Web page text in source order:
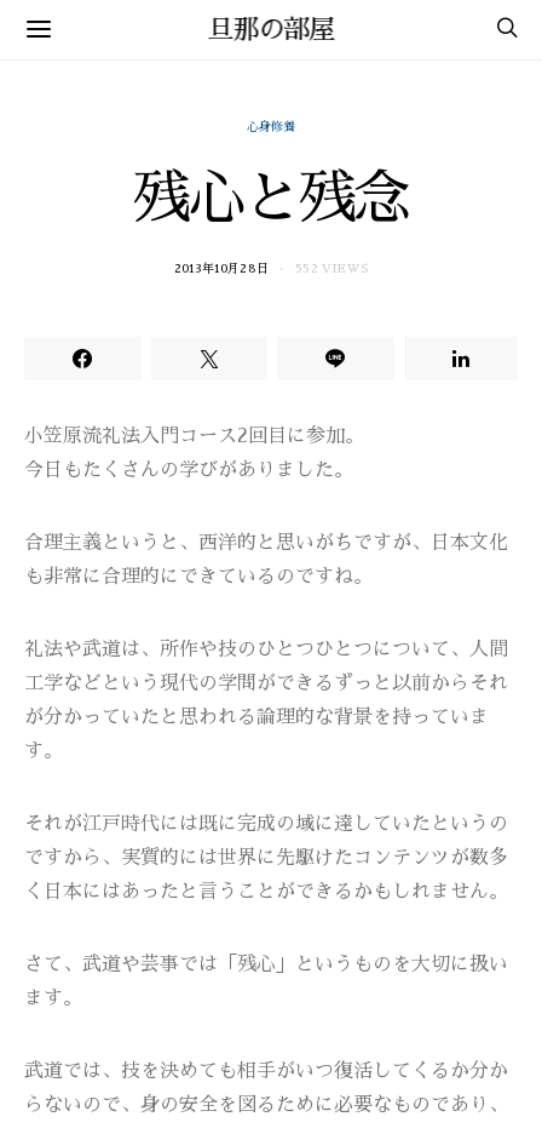
旦那の部屋
心身修養
残心と残念
2013年10月28日 552 VIEWS
小笠原流礼法入門コース2回目に参加。
今日もたくさんの学びがありました。
合理主義というと、西洋的と思いがちですが、日本文化
も非常に合理的にできているのですね。
礼法や武道は、所作や技のひとつひとつについて、人間
工学などという現代の学問ができるずっと以前からそれ
が分かっていたと思われる論理的な背景を持っていま
す。
それが江戸時代には既に完成の域に達していたというの
ですから、実質的には世界に先駆けたコンテンツが数多
く日本にはあったと言うことができるかもしれません。
さて、武道や芸事では「残心」というものを大切に扱い
ます。
武道では、技を決めても相手がいつ復活してくるか分か
らないので、身の安全を図るために必要なものであり、